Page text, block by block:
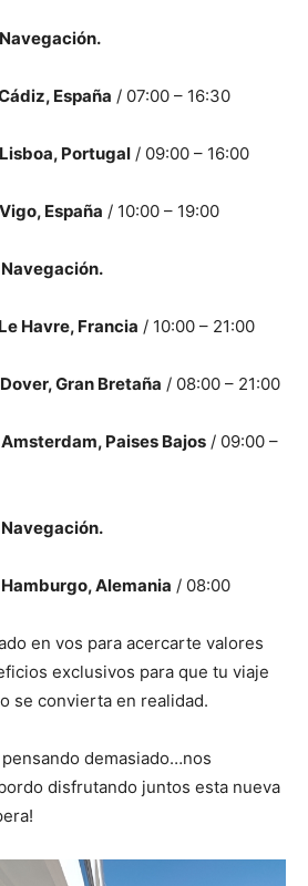
España / 07:00 – 16:30
Portugal / 09:00 – 16:00
España / 10:00 – 19:00
Havre, Francia / 10:00 – 21:00
Gran Bretaña / 08:00 – 21:00
Paises Bajos / 09:00 –
Alemania / 08:00
en vos para acercarte valores
exclusivos para que tu viaje
se convierta en realidad.
demasiado…nos
disfrutando juntos esta nueva